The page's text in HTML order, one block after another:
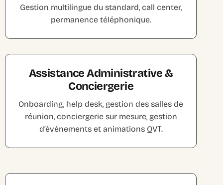
Gestion multilingue du standard, call center,
permanence téléphonique.
Assistance Administrative &
Conciergerie
Onboarding, help desk, gestion des salles de
réunion, conciergerie sur mesure, gestion
d’événements et animations QVT.